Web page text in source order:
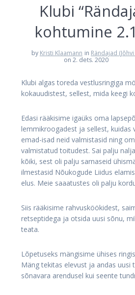
Klubi
kohtumine
by Kristi Klaamann in Rändajad (Jõhvi
on 2. dets. 2020
Klubi algas toreda vestlusringiga
kokauudistest, sellest, mida keegi
Edasi rääkisime igaüks oma
lemmikroogadest ja sellest, kuidas
emad-isad neid valmistasid ning
valmistatud toitudest. Sai palju
kõiki, sest oli palju sarnaseid
ilmestasid Nõukogude Liidus
elus. Meie saaatustes oli palju
Siis rääkisime rahvusköökidest,
retseptidega ja otsida uusi sõnu,
teata.
Lõpetuseks mängisime ühises
Mäng tekitas elevust ja andas uusi
sõnavara arendusel kui seente